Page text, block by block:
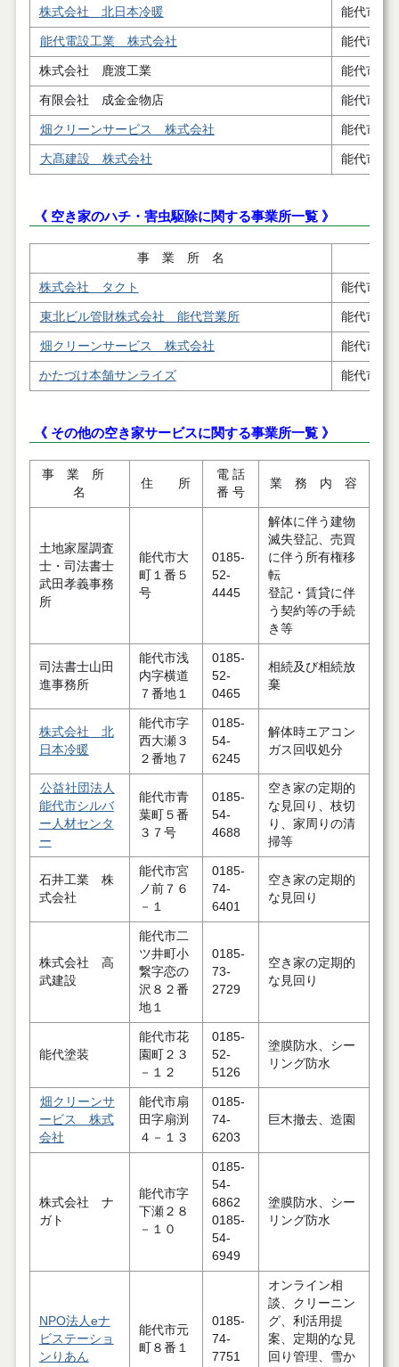
株式会社 北日本冷暖 能代市字
能代電設工業 株式会社 能代市浜
株式会社 鹿渡工業 能代市浅
有限会社 成金金物店 能代市二
畑クリーンサービス 株式会社 能代市扇
大髙建設 株式会社 能代市落
《 空き家のハチ・害虫駆除に関する事業所一覧 》
事 業 所 名
株式会社 タクト 能代市長
東北ビル管財株式会社 能代営業所 能代市河
畑クリーンサービス 株式会社 能代市扇
かたづけ本舗サンライズ 能代市緑
《 その他の空き家サービスに関する事業所一覧 》
事 業 所
名
住 所
電 話
番 号
業 務 内 容
土地家屋調査
士・司法書士
武田孝義事務
所
能代市大
町１番５
号
0185-
52-
4445
解体に伴う建物
滅失登記、売買
に伴う所有権移
転
登記・賃貸に伴
う契約等の手続
き等
司法書士山田
進事務所
能代市浅
内字横道
７番地１
0185-
52-
0465
相続及び相続放
棄
株式会社 北
日本冷暖
能代市字
西大瀬３
２番地７
0185-
54-
6245
解体時エアコン
ガス回収処分
公益社団法人
能代市シルバ
ー人材センタ
ー
能代市青
葉町５番
３７号
0185-
54-
4688
空き家の定期的
な見回り、枝切
り、家周りの清
掃等
石井工業 株
式会社
能代市宮
ノ前７６
－１
0185-
74-
6401
空き家の定期的
な見回り
株式会社 高
武建設
能代市二
ツ井町小
繋字恋の
沢８２番
地１
0185-
73-
2729
空き家の定期的
な見回り
能代塗装
能代市花
園町２３
－１２
0185-
52-
5126
塗膜防水、シー
リング防水
畑クリーンサ
ービス 株式
会社
能代市扇
田字扇渕
４－１３
0185-
74-
6203
巨木撤去、造園
株式会社 ナ
ガト
能代市字
下瀬２８
－１０
0185-
54-
6862
0185-
54-
6949
塗膜防水、シー
リング防水
NPO法人eナ
ビステーショ
ンりあん
能代市元
町８番１
0185-
74-
7751
オンライン相
談、クリーニン
グ、利活用提
案、定期的な見
回り管理、雪か